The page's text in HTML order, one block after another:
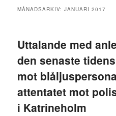
MÅNADSARKIV:JANUARI 2017
Uttalande med
den senaste
mot
attentatet mot
i Katrineholm